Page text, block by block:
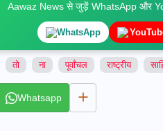
Aawaz News से जुड़ें WhatsApp और
WhatsApp
तो ना पूर्वांचल राष्ट्रीय
Whatsapp